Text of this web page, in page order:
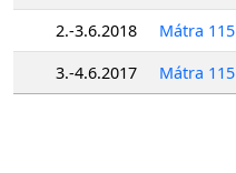
2.-3.6.2018
Mátra 115
3.-4.6.2017
Mátra 115